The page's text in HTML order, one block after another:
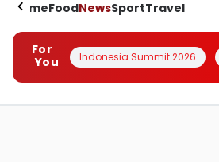
HomeFoodNewsSportTravel
For
You
Indonesia Summit 2026